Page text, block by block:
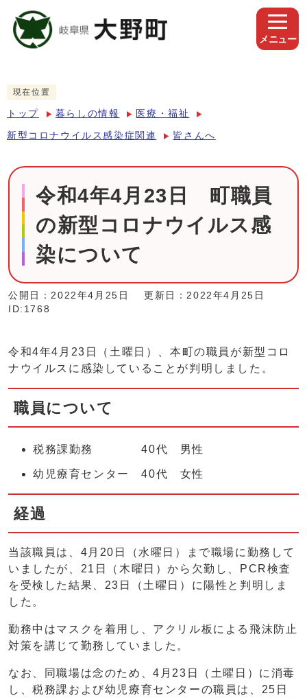
メニュー
現在位置
トップ 暮らしの情報 医療・福祉
新型コロナウイルス感染症関連 皆さんへ
令和4年4月23日 町職員
の新型コロナウイルス感
染について
公開日：2022年4月25日
更新日：2022年4月25日
ID:1768
令和4年4月23日（土曜日）、本町の職員が新型コロ
ナウイルスに感染していることが判明しました。
職員について
税務課勤務 40代 男性
幼児療育センター 40代 女性
経過
当該職員は、4月20日（水曜日）まで職場に勤務して
いましたが、21日（木曜日）から欠勤し、PCR検査
を受検した結果、23日（土曜日）に陽性と判明しま
した。
勤務中はマスクを着用し、アクリル板による飛沫防止
対策を講じて勤務していました。
なお、同職場は念のため、4月23日（土曜日）に消毒
し、税務課および幼児療育センターの職員は、25日